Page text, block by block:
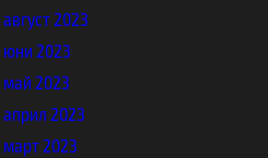
август 2023
юни 2023
май 2023
април 2023
март 2023